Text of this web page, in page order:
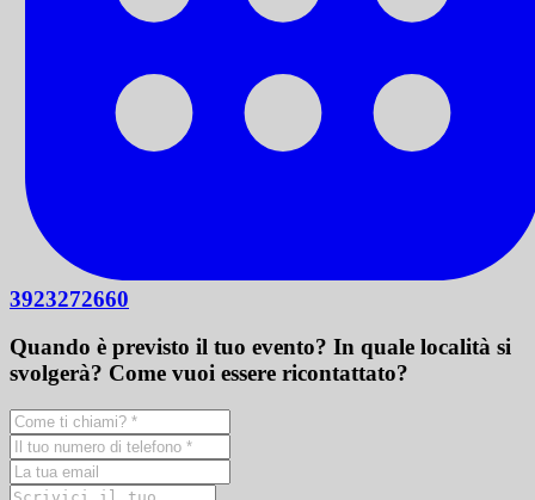
3923272660
Quando è previsto il tuo evento? In quale località si
svolgerà? Come vuoi essere ricontattato?